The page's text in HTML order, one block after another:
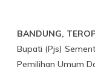
BANDUNG,
Bupati (Pjs)
Pemilihan Umum